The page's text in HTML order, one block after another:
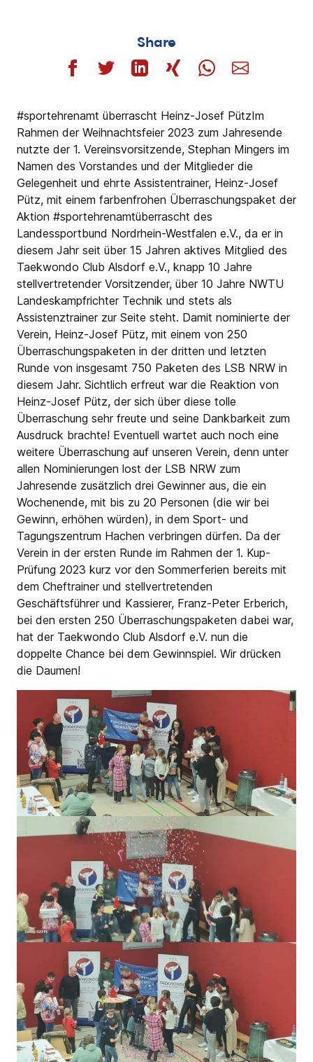
Share
#sportehrenamt überrascht Heinz-Josef PützIm
Rahmen der Weihnachtsfeier 2023 zum Jahresende
nutzte der 1. Vereinsvorsitzende, Stephan Mingers im
Namen des Vorstandes und der Mitglieder die
Gelegenheit und ehrte Assistentrainer, Heinz-Josef
Pütz, mit einem farbenfrohen Überraschungspaket der
Aktion #sportehrenamtüberrascht des
Landessportbund Nordrhein-Westfalen e.V., da er in
diesem Jahr seit über 15 Jahren aktives Mitglied des
Taekwondo Club Alsdorf e.V., knapp 10 Jahre
stellvertretender Vorsitzender, über 10 Jahre NWTU
Landeskampfrichter Technik und stets als
Assistenztrainer zur Seite steht. Damit nominierte der
Verein, Heinz-Josef Pütz, mit einem von 250
Überraschungspaketen in der dritten und letzten
Runde von insgesamt 750 Paketen des LSB NRW in
diesem Jahr. Sichtlich erfreut war die Reaktion von
Heinz-Josef Pütz, der sich über diese tolle
Überraschung sehr freute und seine Dankbarkeit zum
Ausdruck brachte! Eventuell wartet auch noch eine
weitere Überraschung auf unseren Verein, denn unter
allen Nominierungen lost der LSB NRW zum
Jahresende zusätzlich drei Gewinner aus, die ein
Wochenende, mit bis zu 20 Personen (die wir bei
Gewinn, erhöhen würden), in dem Sport- und
Tagungszentrum Hachen verbringen dürfen. Da der
Verein in der ersten Runde im Rahmen der 1. Kup-
Prüfung 2023 kurz vor den Sommerferien bereits mit
dem Cheftrainer und stellvertretenden
Geschäftsführer und Kassierer, Franz-Peter Erberich,
bei den ersten 250 Überraschungspaketen dabei war,
hat der Taekwondo Club Alsdorf e.V. nun die
doppelte Chance bei dem Gewinnspiel. Wir drücken
die Daumen!